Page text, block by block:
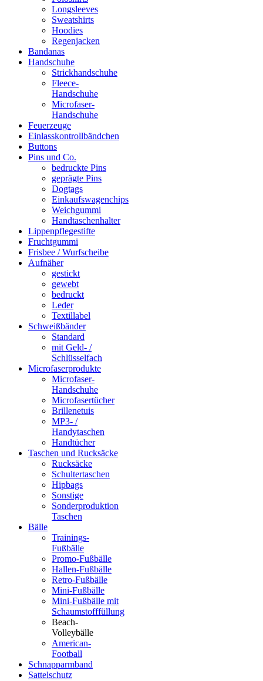
Longsleeves
Sweatshirts
Hoodies
Regenjacken
Bandanas
Handschuhe
Strickhandschuhe
Fleece-
Handschuhe
Microfaser-
Handschuhe
Feuerzeuge
Einlasskontrollbändchen
Buttons
Pins und Co.
bedruckte Pins
geprägte Pins
Dogtags
Einkaufswagenchips
Weichgummi
Handtaschenhalter
Lippenpflegestifte
Fruchtgummi
Frisbee / Wurfscheibe
Aufnäher
gestickt
gewebt
bedruckt
Leder
Textillabel
Schweißbänder
Standard
mit Geld- /
Schlüsselfach
Microfaserprodukte
Microfaser-
Handschuhe
Microfasertücher
Brillenetuis
MP3- /
Handytaschen
Handtücher
Taschen und Rucksäcke
Rucksäcke
Schultertaschen
Hipbags
Sonstige
Sonderproduktion
Taschen
Bälle
Trainings-
Fußbälle
Promo-Fußbälle
Hallen-Fußbälle
Retro-Fußbälle
Mini-Fußbälle
Mini-Fußbälle mit
Schaumstofffüllung
Beach-
Volleybälle
American-
Football
Schnapparmband
Sattelschutz